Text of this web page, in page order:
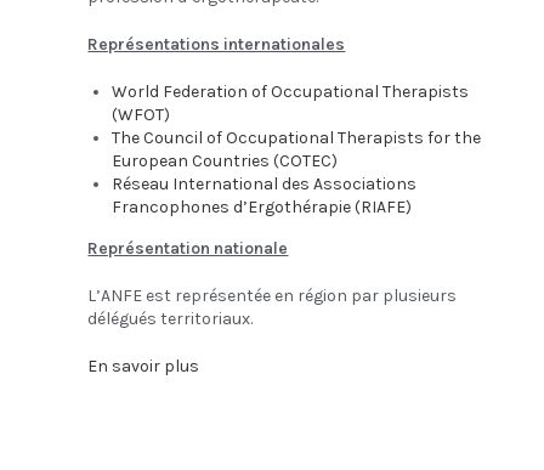
Représentations internationales
World Federation of Occupational Therapists
(WFOT)
The Council of Occupational Therapists for the
European Countries (COTEC)
Réseau International des Associations
Francophones d’Ergothérapie(RIAFE)
Représentation nationale
L’ANFE est représentée en région par plusieurs
délégués territoriaux.
En savoir plus